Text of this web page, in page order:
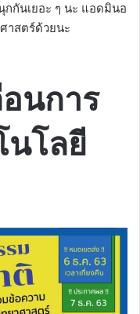
กันเยอะ ๆ นะ แอดมินอ
าสตร์ด้วยนะ
นการ
นโลยี